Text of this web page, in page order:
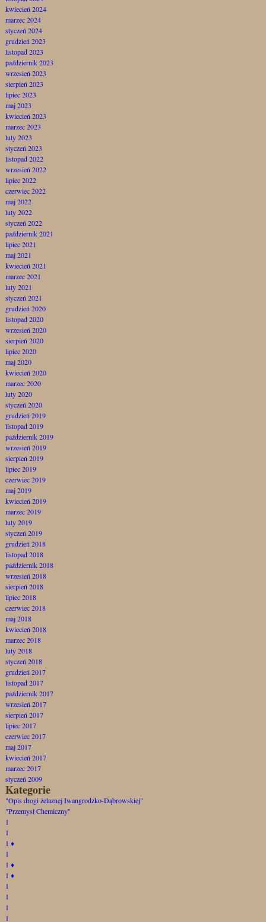
kwiecień 2024
marzec 2024
styczeń 2024
grudzień 2023
listopad 2023
październik 2023
wrzesień 2023
sierpień 2023
lipiec 2023
maj 2023
kwiecień 2023
marzec 2023
luty 2023
styczeń 2023
listopad 2022
wrzesień 2022
lipiec 2022
czerwiec 2022
maj 2022
luty 2022
styczeń 2022
październik 2021
lipiec 2021
maj 2021
kwiecień 2021
marzec 2021
luty 2021
styczeń 2021
grudzień 2020
listopad 2020
wrzesień 2020
sierpień 2020
lipiec 2020
maj 2020
kwiecień 2020
marzec 2020
luty 2020
styczeń 2020
grudzień 2019
listopad 2019
październik 2019
wrzesień 2019
sierpień 2019
lipiec 2019
czerwiec 2019
maj 2019
kwiecień 2019
marzec 2019
luty 2019
styczeń 2019
grudzień 2018
listopad 2018
październik 2018
wrzesień 2018
sierpień 2018
lipiec 2018
czerwiec 2018
maj 2018
kwiecień 2018
marzec 2018
luty 2018
styczeń 2018
grudzień 2017
listopad 2017
październik 2017
wrzesień 2017
sierpień 2017
lipiec 2017
czerwiec 2017
maj 2017
kwiecień 2017
marzec 2017
styczeń 2009
Kategorie
"Opis drogi żelaznej Iwangrodzko-Dąbrowskiej"
"Przemysł Chemiczny"
1
1
1 ♦
1
1 ♦
1 ♦
1
1
1
1